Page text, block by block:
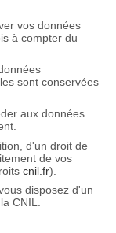
vos données
à compter du
sont conservées
aux données
d'un droit de
de vos
cnil.fr).
disposez d'un
CNIL.